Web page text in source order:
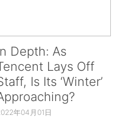
Depth: As
Lays Off
Is Its ‘Winter’
年04月01日